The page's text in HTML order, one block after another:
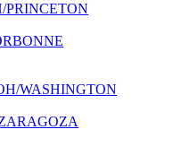
PRINCETON
WASHINGTON